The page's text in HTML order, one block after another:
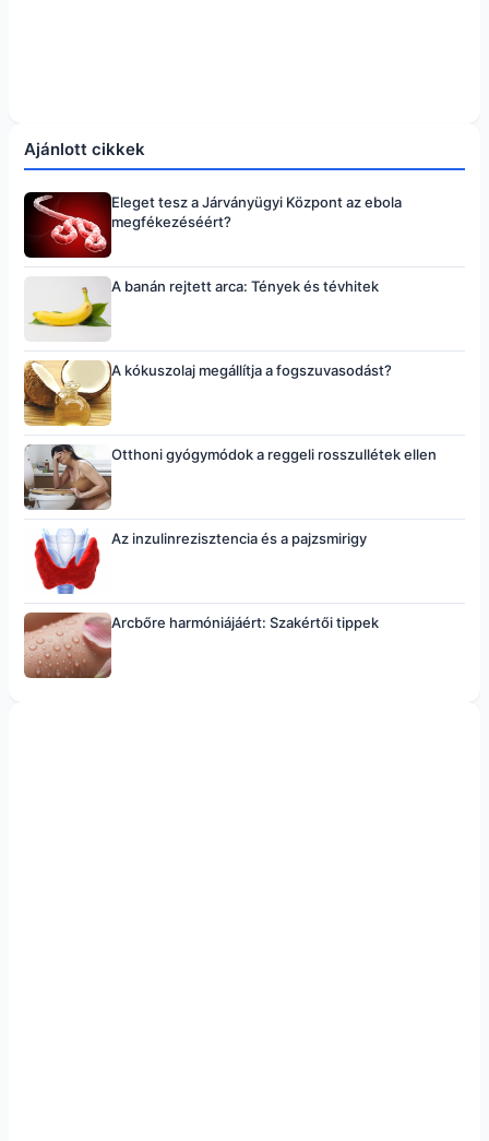
Ajánlott cikkek
Eleget tesz a Járványügyi Központ az ebola
megfékezéséért?
A banán rejtett arca: Tények és tévhitek
A kókuszolaj megállítja a fogszuvasodást?
Otthoni gyógymódok a reggeli rosszullétek ellen
Az inzulinrezisztencia és a pajzsmirigy
Arcbőre harmóniájáért: Szakértői tippek